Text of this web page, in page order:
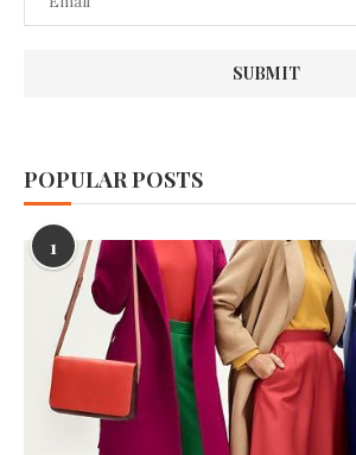
POPULAR POSTS
1